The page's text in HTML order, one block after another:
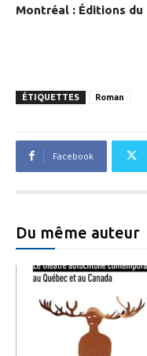
Montréal : Éditions du
ÉTIQUETTES Roman
Facebook
Du même auteur